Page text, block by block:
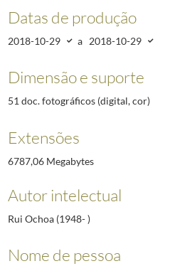
Datas de produção
2018-10-29 a 2018-10-29
Dimensão e suporte
51 doc. fotográficos (digital, cor)
Extensões
6787,06 Megabytes
Autor intelectual
Rui Ochoa (1948- )
Nome de pessoa